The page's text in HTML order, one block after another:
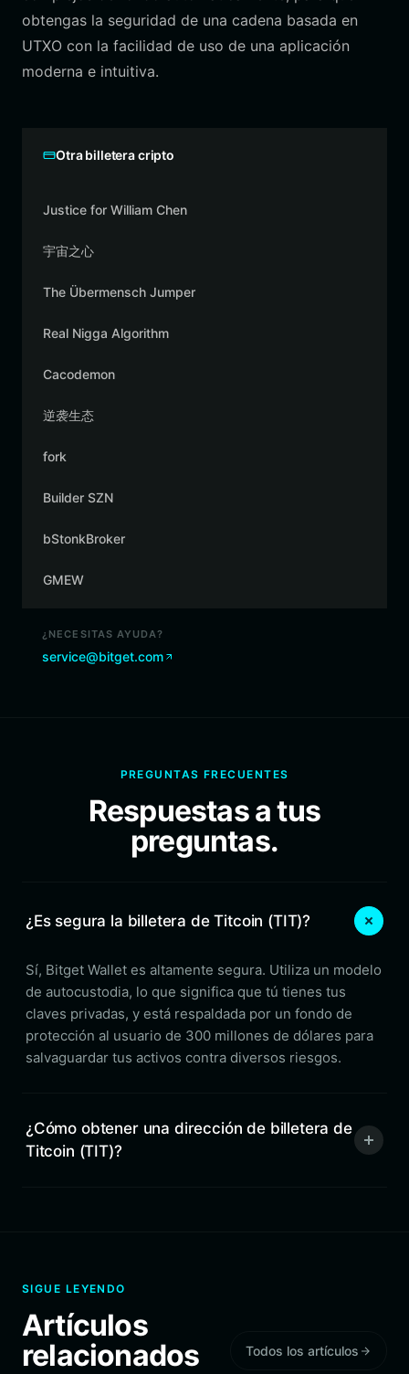
obtengas la seguridad de una cadena basada en
UTXO con la facilidad de uso de una aplicación
moderna e intuitiva.
Otra billetera cripto
Justice for William Chen
宇宙之心
The Übermensch Jumper
Real Nigga Algorithm
Cacodemon
逆袭生态
fork
Builder SZN
bStonkBroker
GMEW
¿NECESITAS AYUDA?
service@bitget.com
PREGUNTAS FRECUENTES
Respuestas a tus
preguntas.
¿Es segura la billetera de Titcoin (TIT)?
Sí, Bitget Wallet es altamente segura. Utiliza un modelo
de autocustodia, lo que significa que tú tienes tus
claves privadas, y está respaldada por un fondo de
protección al usuario de 300 millones de dólares para
salvaguardar tus activos contra diversos riesgos.
¿Cómo obtener una dirección de billetera de
Titcoin (TIT)?
SIGUE LEYENDO
Artículos
relacionados
Todos los artículos